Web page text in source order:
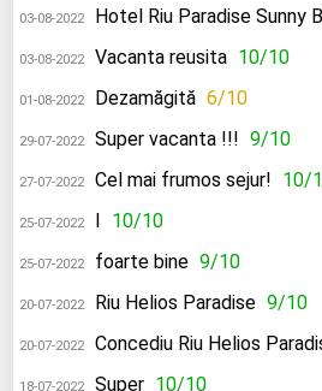
03-08-2022 Hotel Riu Paradise Sunny
03-08-2022 Vacanta reusita 10/10
01-08-2022 Dezamăgită 6/10
29-07-2022 Super vacanta !!! 9/10
27-07-2022 Cel mai frumos sejur! 10/
25-07-2022 I 10/10
25-07-2022 foarte bine 9/10
20-07-2022 Riu Helios Paradise 9/10
20-07-2022 Concediu Riu Helios
18-07-2022 Super 10/10